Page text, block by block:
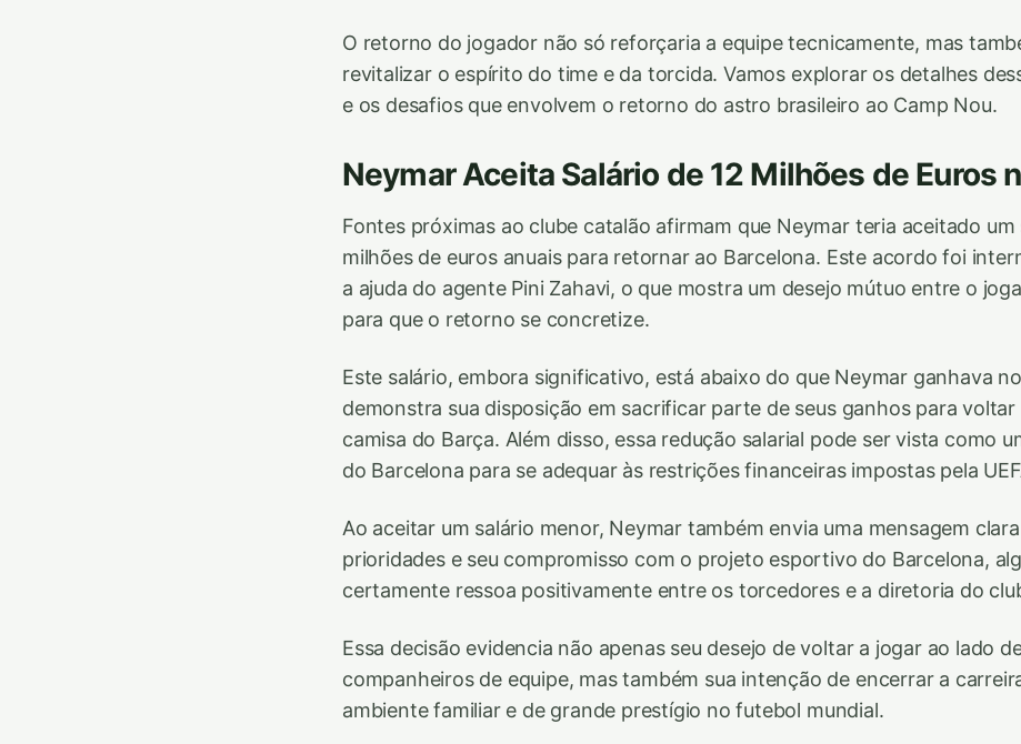
O retorno do jogador não só reforçaria a equipe tecnicamente, mas
revitalizar o espírito do time e da torcida. Vamos explorar os detalhes
e os desafios que envolvem o retorno do astro brasileiro ao Camp Nou.
Neymar Aceita Salário de 12 Milhões de Euros
Fontes próximas ao clube catalão afirmam que Neymar teria aceitado um
milhões de euros anuais para retornar ao Barcelona. Este acordo foi
a ajuda do agente Pini Zahavi, o que mostra um desejo mútuo entre o
para que o retorno se concretize.
Este salário, embora significativo, está abaixo do que Neymar ganhava
demonstra sua disposição em sacrificar parte de seus ganhos para voltar
camisa do Barça. Além disso, essa redução salarial pode ser vista como
do Barcelona para se adequar às restrições financeiras impostas pela
Ao aceitar um salário menor, Neymar também envia uma mensagem
prioridades e seu compromisso com o projeto esportivo do Barcelona,
certamente ressoa positivamente entre os torcedores e a diretoria do
Essa decisão evidencia não apenas seu desejo de voltar a jogar ao lado
companheiros de equipe, mas também sua intenção de encerrar a
ambiente familiar e de grande prestígio no futebol mundial.